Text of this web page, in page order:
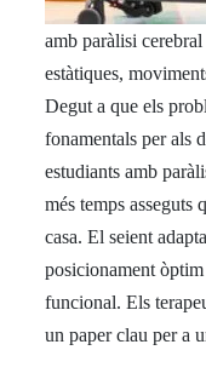
amb paràlisi
estàtiques,
Degut a que els
fonamentals per als
estudiants amb
més temps asseguts
casa. El seient
posicionament
funcional. Els
un paper clau per a